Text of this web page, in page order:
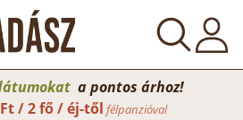
a pontos árhoz!
/ 2 fő / éj-től félpanzióval